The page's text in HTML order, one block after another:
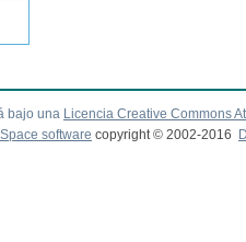
bajo una Licencia Creative Commons
software copyright © 2002-2016